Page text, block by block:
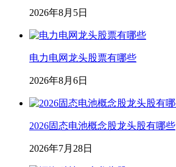
2026年8月5日
电力电网龙头股票有哪些
2026年8月6日
2026固态电池概念股龙头股有哪些
2026年7月28日